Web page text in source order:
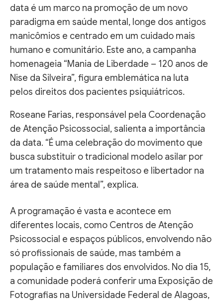
data é um marco na promoção de um novo
paradigma em saúde mental, longe dos antigos
manicômios e centrado em um cuidado mais
humano e comunitário. Este ano, a campanha
homenageia “Mania de Liberdade – 120 anos de
Nise da Silveira”, figura emblemática na luta
pelos direitos dos pacientes psiquiátricos.
Roseane Farias, responsável pela Coordenação
de Atenção Psicossocial, salienta a importância
da data. “É uma celebração do movimento que
busca substituir o tradicional modelo asilar por
um tratamento mais respeitoso e libertador na
área de saúde mental”, explica.
A programação é vasta e acontece em
diferentes locais, como Centros de Atenção
Psicossocial e espaços públicos, envolvendo não
só profissionais de saúde, mas também a
população e familiares dos envolvidos. No dia 15,
a comunidade poderá conferir uma Exposição de
Fotografias na Universidade Federal de Alagoas,